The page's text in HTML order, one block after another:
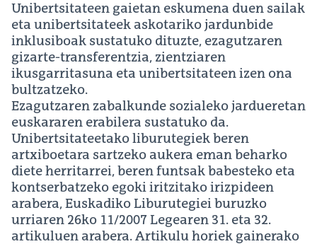
Unibertsitateen gaietan eskumena duen sailak
eta unibertsitateek askotariko jardunbide
inklusiboak sustatuko dituzte, ezagutzaren
gizarte-transferentzia, zientziaren
ikusgarritasuna eta unibertsitateen izen ona
bultzatzeko.
Ezagutzaren zabalkunde sozialeko jardueretan
euskararen erabilera sustatuko da.
Unibertsitateetako liburutegiek beren
artxiboetara sartzeko aukera eman beharko
diete herritarrei, beren funtsak babesteko eta
kontserbatzeko egoki iritzitako irizpideen
arabera, Euskadiko Liburutegiei buruzko
urriaren 26ko 11/2007 Legearen 31. eta 32.
artikuluen arabera. Artikulu horiek gainerako